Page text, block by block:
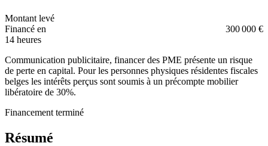
Montant levé
300 000 €
Financé en
14 heures
Communication publicitaire, financer des PME présente un risque
de perte en capital. Pour les personnes physiques résidentes fiscales
belges les intérêts perçus sont soumis à un précompte mobilier
libératoire de 30%.
Financement terminé
Résumé